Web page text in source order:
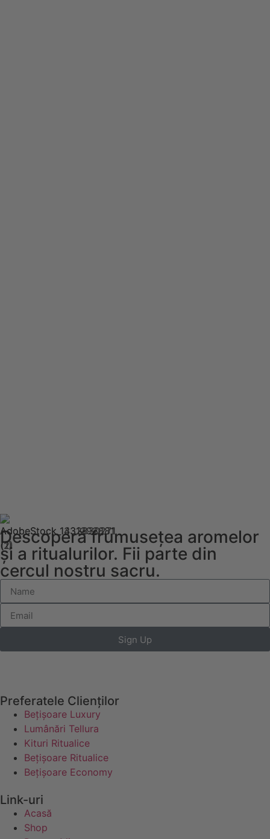
Descoperă frumusețea aromelor
și a ritualurilor. Fii parte din
cercul nostru sacru.
Sign Up
Preferatele Clienților
Bețișoare Luxury
Lumânări Tellura
Kituri Ritualice
Bețișoare Ritualice
Bețișoare Economy
Link-uri
Acasă
Shop